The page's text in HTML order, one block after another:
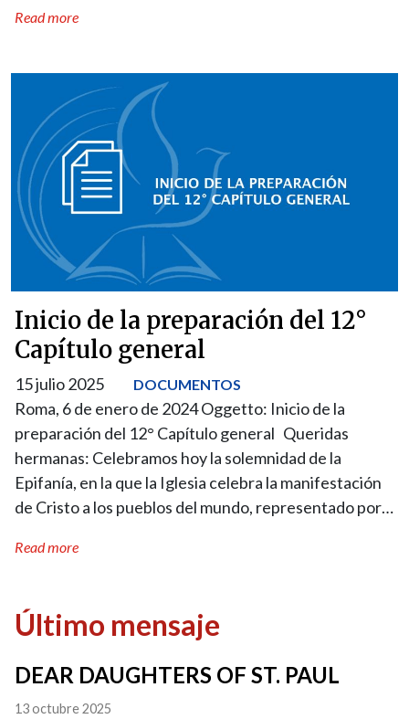
Read more
Inicio de la preparación del 12°
Capítulo general
15 julio 2025 DOCUMENTOS
Roma, 6 de enero de 2024 Oggetto: Inicio de la
preparación del 12° Capítulo general Queridas
hermanas: Celebramos hoy la solemnidad de la
Epifanía, en la que la Iglesia celebra la manifestación
de Cristo a los pueblos del mundo, representado por…
Read more
Último mensaje
DEAR DAUGHTERS OF ST. PAUL
13 octubre 2025